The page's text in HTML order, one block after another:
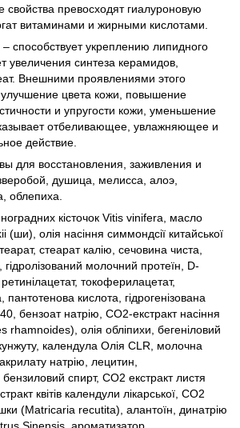
превосходят гиалуроновую
витаминами и жирными кислотами.
– способствует укреплению липидного
увеличения синтеза керамидов,
Внешними проявлениями этого
цвета кожи, повышение
и упругости кожи, уменьшение
отбеливающее, увлажняющее и
действие.
для восстановления, заживления и
душица, мелисса, алоэ,
облепиха.
кісточок Vitis vinifera, масло
олія насіння симмондсії китайської
стеарат калію, сечовина чиста,
молочний протеїн, D-
токоферилацетат,
пантотенова кислота, гідрогенізована
бензоат натрію, СО2-екстракт насіння
rhamnoides), олія обліпихи, бегеніловий
календула Олія CLR, молочна
натрію, лецитин,
бензиловий спирт, CO2 екстракт листя
квітів календули лікарської, CO2
(Matricaria recutita), алантоїн, динатрію
Sinensis, ароматизатор